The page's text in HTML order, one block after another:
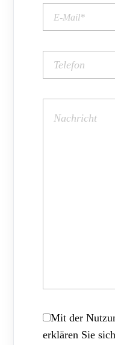
Mit der
erklären Sie